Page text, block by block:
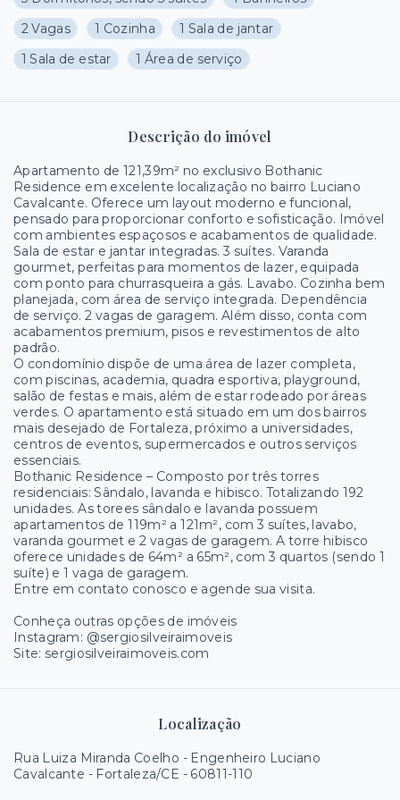
2 Vagas
1 Cozinha
1 Sala de jantar
1 Sala de estar
1 Área de serviço
Descrição do imóvel
Apartamento de 121,39m² no exclusivo Bothanic
Residence em excelente localização no bairro Luciano
Cavalcante. Oferece um layout moderno e funcional,
pensado para proporcionar conforto e sofisticação. Imóvel
com ambientes espaçosos e acabamentos de qualidade.
Sala de estar e jantar integradas. 3 suítes. Varanda
gourmet, perfeitas para momentos de lazer, equipada
com ponto para churrasqueira a gás. Lavabo. Cozinha bem
planejada, com área de serviço integrada. Dependência
de serviço. 2 vagas de garagem. Além disso, conta com
acabamentos premium, pisos e revestimentos de alto
padrão.
O condomínio dispõe de uma área de lazer completa,
com piscinas, academia, quadra esportiva, playground,
salão de festas e mais, além de estar rodeado por áreas
verdes. O apartamento está situado em um dos bairros
mais desejado de Fortaleza, próximo a universidades,
centros de eventos, supermercados e outros serviços
essenciais.
Bothanic Residence – Composto por três torres
residenciais: Sândalo, lavanda e hibisco. Totalizando 192
unidades. As torees sândalo e lavanda possuem
apartamentos de 119m² a 121m², com 3 suítes, lavabo,
varanda gourmet e 2 vagas de garagem. A torre hibisco
oferece unidades de 64m² a 65m², com 3 quartos (sendo 1
suíte) e 1 vaga de garagem.
Entre em contato conosco e agende sua visita.
Conheça outras opções de imóveis
Instagram: @sergiosilveiraimoveis
Site: sergiosilveiraimoveis.com
Localização
Rua Luiza Miranda Coelho - Engenheiro Luciano
Cavalcante - Fortaleza/CE - 60811-110